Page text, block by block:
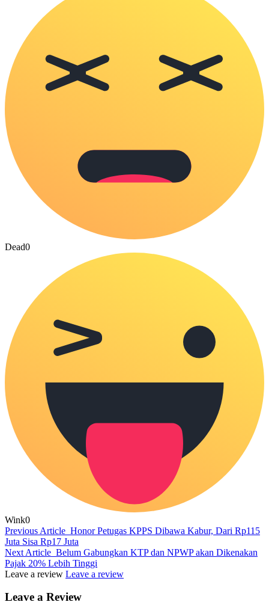
Dead0
Wink0
Previous Article Honor Petugas KPPS Dibawa Kabur, Dari Rp115
Juta Sisa Rp17 Juta
Next Article Belum Gabungkan KTP dan NPWP akan Dikenakan
Pajak 20% Lebih Tinggi
Leave a review Leave a review
Leave a Review